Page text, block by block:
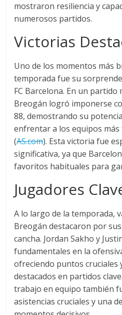
mostraron resiliencia y
numerosos partidos.
Victorias
Uno de los momentos más
temporada fue su
FC Barcelona. En un partido
Breogán logró imponerse
88, demostrando su
enfrentar a los equipos
(AS.com)​. Esta victoria fue
significativa, ya que
favoritos habituales para
Jugadores
A lo largo de la temporada,
Breogán destacaron por
cancha. Jordan Sakho y
fundamentales en la
ofreciendo puntos cruciales
destacados en partidos
trabajo en equipo también
asistencias cruciales y una